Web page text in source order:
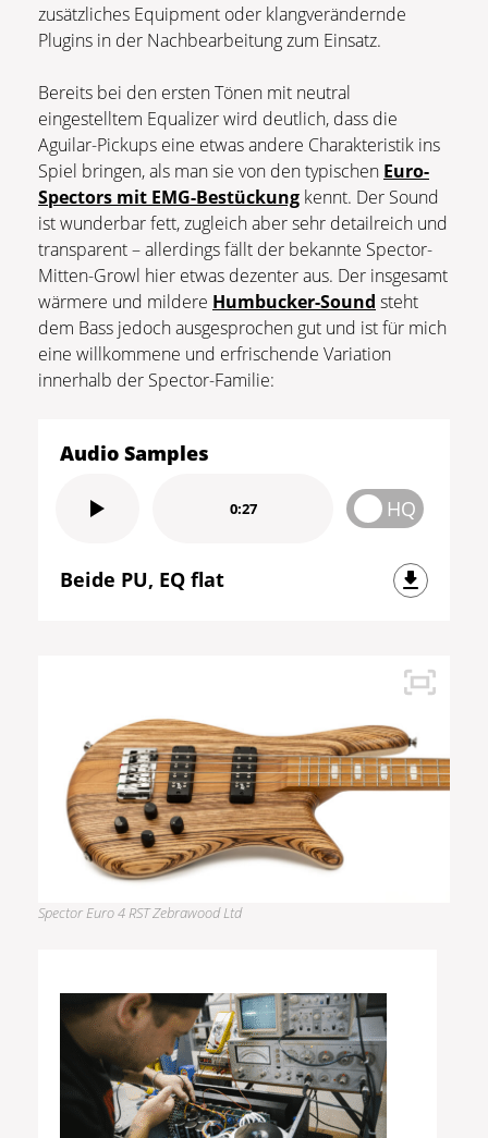
zusätzliches Equipment oder klangverändernde
Plugins in der Nachbearbeitung zum Einsatz.
Bereits bei den ersten Tönen mit neutral
eingestelltem Equalizer wird deutlich, dass die
Aguilar-Pickups eine etwas andere Charakteristik ins
Spiel bringen, als man sie von den typischen Euro-
Spectors mit EMG-Bestückung kennt. Der Sound
ist wunderbar fett, zugleich aber sehr detailreich und
transparent – allerdings fällt der bekannte Spector-
Mitten-Growl hier etwas dezenter aus. Der insgesamt
wärmere und mildere Humbucker-Sound steht
dem Bass jedoch ausgesprochen gut und ist für mich
eine willkommene und erfrischende Variation
innerhalb der Spector-Familie:
Audio Samples
0:27 HQ
Beide PU, EQ flat
Spector Euro 4 RST Zebrawood Ltd